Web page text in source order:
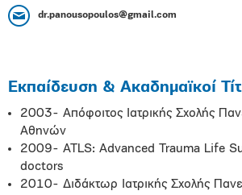
dr.panousopoulos@gmail.com
Εκπαίδευση & Ακαδημαϊκοί
2003- Απόφοιτος Ιατρικής Σχολής
Αθηνών
2009- ATLS: Advanced Trauma Life
doctors
2010- Διδάκτωρ Ιατρικής Σχολής